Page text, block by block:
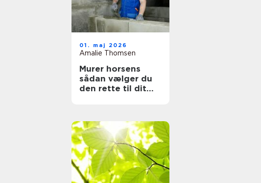
01. maj 2026
Amalie Thomsen
Murer horsens
sådan vælger du
den rette til dit